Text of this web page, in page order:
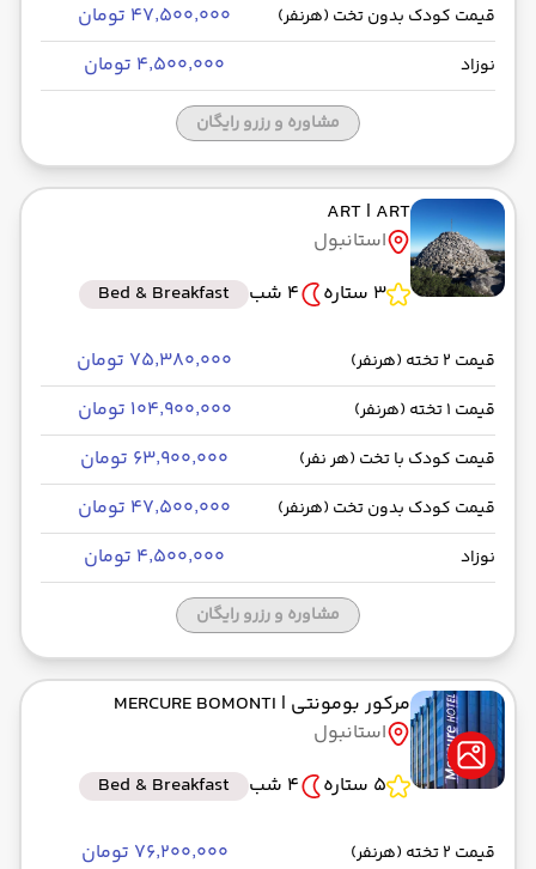
قیمت کودک بدون تخت (هرنفر) ۴۷٬۵۰۰٬۰۰۰ تومان
نوزاد ۴٬۵۰۰٬۰۰۰ تومان
مشاوره و رزرو رایگان
ART | ART
استانبول
3 ستاره
4 شب Bed & Breakfast
قیمت 2 تخته (هرنفر) ۷۵٬۳۸۰٬۰۰۰ تومان
قیمت 1 تخته (هرنفر) ۱۰۴٬۹۰۰٬۰۰۰ تومان
قیمت کودک با تخت (هر نفر) ۶۳٬۹۰۰٬۰۰۰ تومان
قیمت کودک بدون تخت (هرنفر) ۴۷٬۵۰۰٬۰۰۰ تومان
نوزاد ۴٬۵۰۰٬۰۰۰ تومان
مشاوره و رزرو رایگان
مرکور بومونتی | MERCURE BOMONTI
استانبول
5 ستاره
4 شب Bed & Breakfast
قیمت 2 تخته (هرنفر) ۷۶٬۲۰۰٬۰۰۰ تومان